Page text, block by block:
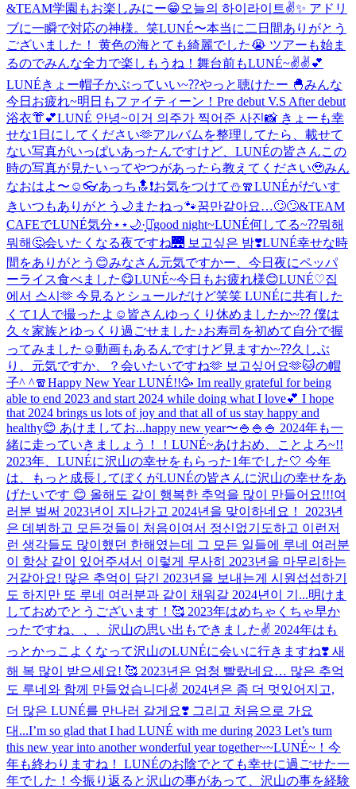
&TEAM学園もお楽しみにー😁오늘의 하이라이트✌️✨ アドリ
ブに一瞬で対応の神様。笑LUNÉ〜本当に二日間ありがとう
ございました！ 黄色の海とても綺麗でした😭 ツアーも始ま
るのでみんな全力で楽しもうね！ 舞台前もLUNÉ~✌️✌️💕
LUNÉきょー帽子かぶっていい~⁇やっと聴けたー 🐣みんな
今日お疲れ~明日もファイティーン！ Pre debut V.S After debut
浴衣👘︎💕︎LUNÉ 안녕~이거 의주가 찍어준 사진📸 きょーも幸
せな1日にしてください🫶アルバムを整理してたら、載せて
ない写真がいっぱいあったんですけど、LUNÉの皆さんこの
時の写真が見たいってやつがあったら教えてください🥹みん
なおはよ〜☺️👓あっち🔝❗️お気をつけて⛄️🧣LUNÉがだいす
き いつもありがとう🌙 またねっ🐾꿈만같아요…🙄🙄&TEAM
CAFEでLUNÉ気分⋆⋆🌙·̩͙‪⋆͛good night~LUNÉ何してる~⁇뭐해
뭐해🤔会いたくなる夜ですね🌉 보고싶은 밤❣️LUNÉ幸せな時
間をありがとう😊みなさん元気ですかー、今日夜にペッパ
ーライス食べました😋LUNÉ~今日もお疲れ様😊LUNÉ♡집
에서 스시🫶 今見るとシュールだけど笑笑 LUNÉに共有した
くて1人で撮ったよ☺️ 皆さんゆっくり休めましたか~⁇ 僕は
久々家族とゆっくり過ごせました♪お寿司を初めて自分で握
ってみました☺️動画もあるんですけど見ますか~⁇久しぶ
り、元気ですか、？会いたいですね🫶 보고싶어요🫶🐱の帽
子^ ^🧣Happy New Year LUNÉ!!🥳 Im really grateful for being
able to end 2023 and start 2024 while doing what I love💕 I hope
that 2024 brings us lots of joy and that all of us stay happy and
healthy😊 あけましてお...happy new year〜🍚🍚🍚 2024年も一
緒に走っていきましょう！！ LUNÉ~あけおめ、ことよろ~!!
2023年、LUNÉに沢山の幸せをもらった1年でした🤍 今年
は、もっと成長してぼくがLUNÉの皆さんに沢山の幸せをあ
げたいです 😊 올해도 같이 행복한 추억을 많이 만들어요!!!여
러분 벌써 2023년이 지나가고 2024년을 맞이하네요！ 2023년
은 데뷔하고 모든것들이 처음이여서 정신없기도하고 이런저
런 생각들도 많이했던 한해였는데 그 모든 일들에 루네 여러분
이 항상 같이 있어주셔서 이렇게 무사히 2023년을 마무리하는
거같아요! 많은 추억이 담긴 2023년을 보내는게 시원섭섭하기
도 하지만 또 루네 여러분과 같이 채워갈 2024년이 기...明けま
しておめでとうございます！🥰 2023年はめちゃくちゃ早か
ったですね、、、沢山の思い出もできました✌️ 2024年はも
っとかっこよくなって沢山のLUNÉに会いに行きますね❣️ 새
해 복 많이 받으세요! 🥰 2023년은 엄청 빨랐네요… 많은 추억
도 루네와 함께 만들었습니다✌️ 2024년은 좀 더 멋있어지고,
더 많은 LUNÉ를 만나러 갈게요❣️ 그리고 처음으로 가요
대...I’m so glad that I had LUNÉ with me during 2023 Let’s turn
this new year into another wonderful year together~~LUNÉ~！今
年も終わりますね！ LUNÉのお陰でとても幸せに過ごせた一
年でした！今振り返ると沢山の事があって、沢山の事を経験